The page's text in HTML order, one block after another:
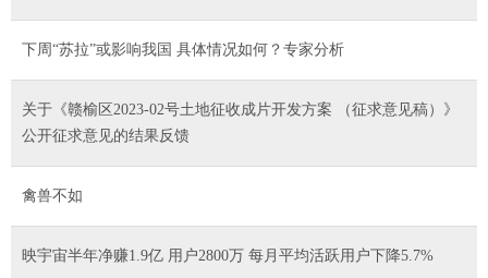
下周“苏拉”或影响我国 具体情况如何？专家分析
关于《赣榆区2023-02号土地征收成片开发方案 （征求意见稿）》
公开征求意见的结果反馈
禽兽不如
映宇宙半年净赚1.9亿 用户2800万 每月平均活跃用户下降5.7%